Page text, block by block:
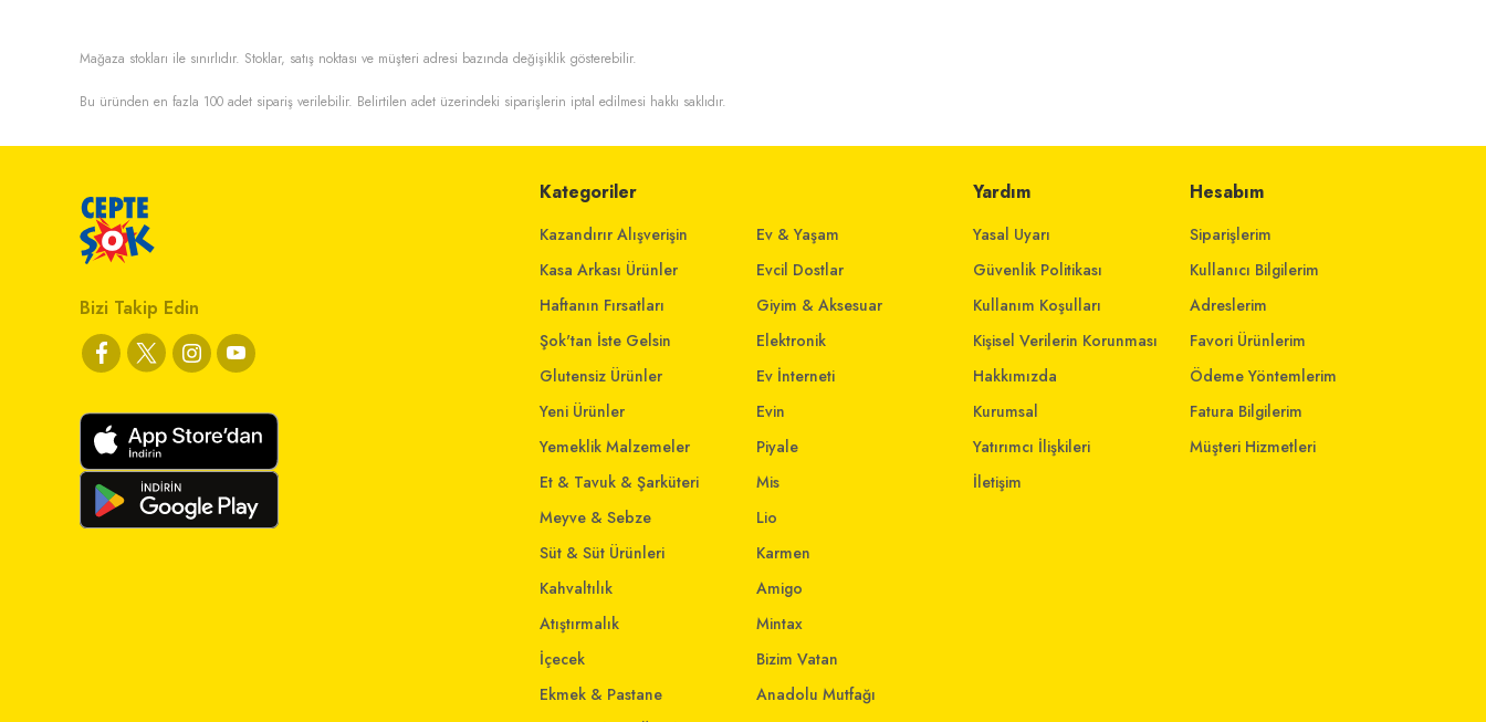
Mağaza stokları ile sınırlıdır. Stoklar, satış noktası ve müşteri adresi bazında değişiklik gösterebilir.
Bu üründen en fazla 100 adet sipariş verilebilir. Belirtilen adet üzerindeki siparişlerin iptal edilmesi hakkı saklıdır.
Bizi Takip Edin
Kategoriler
Kazandırır Alışverişin
Kasa Arkası Ürünler
Haftanın Fırsatları
Şok'tan İste Gelsin
Glutensiz Ürünler
Yeni Ürünler
Yemeklik Malzemeler
Et & Tavuk & Şarküteri
Meyve & Sebze
Süt & Süt Ürünleri
Kahvaltılık
Atıştırmalık
İçecek
Ekmek & Pastane
Ev & Yaşam
Evcil Dostlar
Giyim & Aksesuar
Elektronik
Ev İnterneti
Evin
Piyale
Mis
Lio
Karmen
Amigo
Mintax
Bizim Vatan
Anadolu Mutfağı
Yardım
Yasal Uyarı
Güvenlik Politikası
Kullanım Koşulları
Kişisel Verilerin Korunması
Hakkımızda
Kurumsal
Yatırımcı İlişkileri
İletişim
Hesabım
Siparişlerim
Kullanıcı Bilgilerim
Adreslerim
Favori Ürünlerim
Ödeme Yöntemlerim
Fatura Bilgilerim
Müşteri Hizmetleri